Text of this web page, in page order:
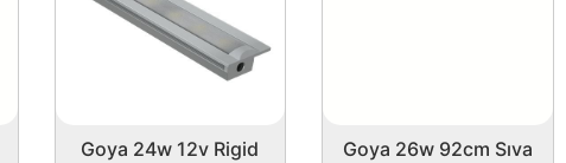
Goya 24w 12v Rigid
Goya 26w 92cm Sıva